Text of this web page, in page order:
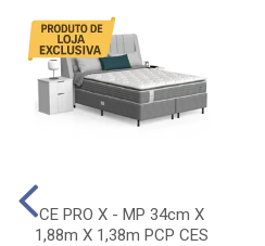
CE PRO X - MP 34cm X
1,88m X 1,38m PCP CES